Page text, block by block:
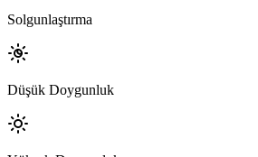
Solgunlaştırma
Düşük Doygunluk